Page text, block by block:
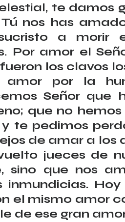
te damos
nos has
a morir
Por amor el
los clavos
amor por la
Señor que
que no
te pedimos
de amar a los
jueces de
sino que nos
inmundicias.
el mismo amor
de ese gran